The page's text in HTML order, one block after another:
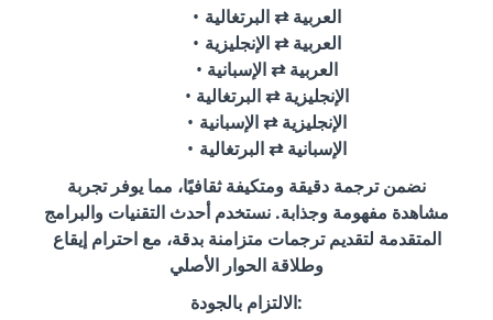
العربية ⇄ البرتغالية
العربية ⇄ الإنجليزية
العربية ⇄ الإسبانية
الإنجليزية ⇄ البرتغالية
الإنجليزية ⇄ الإسبانية
الإسبانية ⇄ البرتغالية
نضمن ترجمة دقيقة ومتكيفة ثقافيًا، مما يوفر تجربة
مشاهدة مفهومة وجذابة. نستخدم أحدث التقنيات والبرامج
المتقدمة لتقديم ترجمات متزامنة بدقة، مع احترام إيقاع
وطلاقة الحوار الأصلي
الالتزام بالجودة: